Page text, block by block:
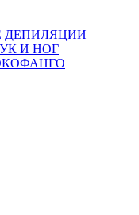
ДЕПИЛЯЦИИ
И НОГ